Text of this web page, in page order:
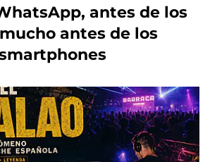
antes de los
antes de los